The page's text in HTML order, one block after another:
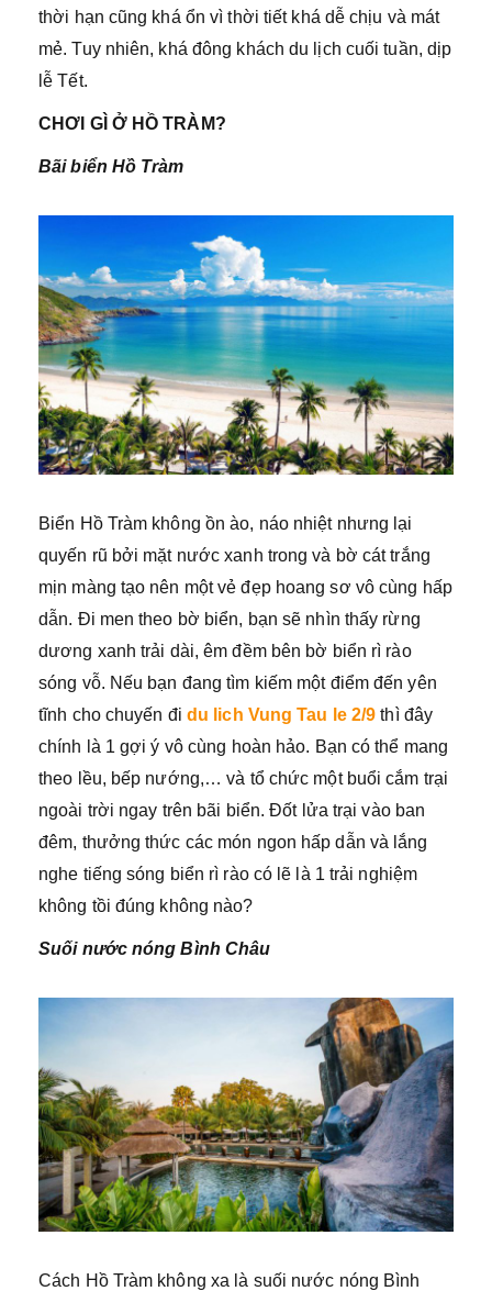
thời hạn cũng khá ổn vì thời tiết khá dễ chịu và mát
mẻ. Tuy nhiên, khá đông khách du lịch cuối tuần, dịp
lễ Tết.
CHƠI GÌ Ở HỒ TRÀM?
Bãi biển Hồ Tràm
Biển Hồ Tràm không ồn ào, náo nhiệt nhưng lại
quyến rũ bởi mặt nước xanh trong và bờ cát trắng
mịn màng tạo nên một vẻ đẹp hoang sơ vô cùng hấp
dẫn. Đi men theo bờ biển, bạn sẽ nhìn thấy rừng
dương xanh trải dài, êm đềm bên bờ biển rì rào
sóng vỗ. Nếu bạn đang tìm kiếm một điểm đến yên
tĩnh cho chuyến đi du lich Vung Tau le 2/9 thì đây
chính là 1 gợi ý vô cùng hoàn hảo. Bạn có thể mang
theo lều, bếp nướng,… và tổ chức một buổi cắm trại
ngoài trời ngay trên bãi biển. Đốt lửa trại vào ban
đêm, thưởng thức các món ngon hấp dẫn và lắng
nghe tiếng sóng biển rì rào có lẽ là 1 trải nghiệm
không tồi đúng không nào?
Suối nước nóng Bình Châu
Cách Hồ Tràm không xa là suối nước nóng Bình